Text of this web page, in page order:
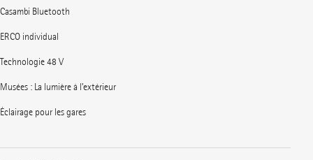
Casambi Bluetooth
ERCO individual
Technologie 48 V
Musées : La lumière à l’extérieur
Éclairage pour les gares